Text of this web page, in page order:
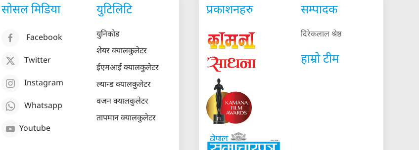
सोसल मिडिया
Facebook
Twitter
Instagram
Whatsapp
Youtube
युटिलिटि
युनिकोड
शेयर क्यालकुलेटर
ईएमआई क्यालकुलेटर
ल्यान्ड क्यालकुलेटर
वजन क्यालकुलेटर
तापमान क्यालकुलेटर
प्रकाशनहरु सम्पादक
दिरेकलाल श्रेष्ठ
हाम्रो टीम